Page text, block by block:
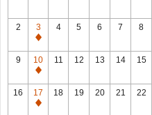
2
3
休
館
日
4 5 6 7 8
9
10
休
館
日
11 12 13 14 15
16
17
休
18 19 20 21 22